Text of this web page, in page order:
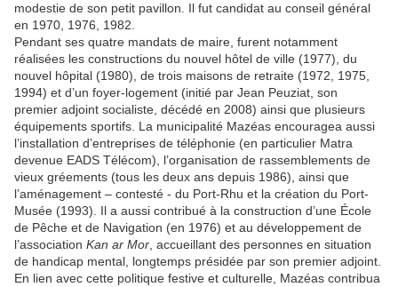
modestie de son petit pavillon. Il fut candidat au conseil général
en 1970, 1976, 1982.
Pendant ses quatre mandats de maire, furent notamment
réalisées les constructions du nouvel hôtel de ville (1977), du
nouvel hôpital (1980), de trois maisons de retraite (1972, 1975,
1994) et d’un foyer-logement (initié par Jean Peuziat, son
premier adjoint socialiste, décédé en 2008) ainsi que plusieurs
équipements sportifs. La municipalité Mazéas encouragea aussi
l’installation d’entreprises de téléphonie (en particulier Matra
devenue EADS Télécom), l’organisation de rassemblements de
vieux gréements (tous les deux ans depuis 1986), ainsi que
l’aménagement – contesté - du Port-Rhu et la création du Port-
Musée (1993). Il a aussi contribué à la construction d’une École
de Pêche et de Navigation (en 1976) et au développement de
l’association Kan ar Mor , accueillant des personnes en situation
de handicap mental, longtemps présidée par son premier adjoint.
En lien avec cette politique festive et culturelle, Mazéas contribua